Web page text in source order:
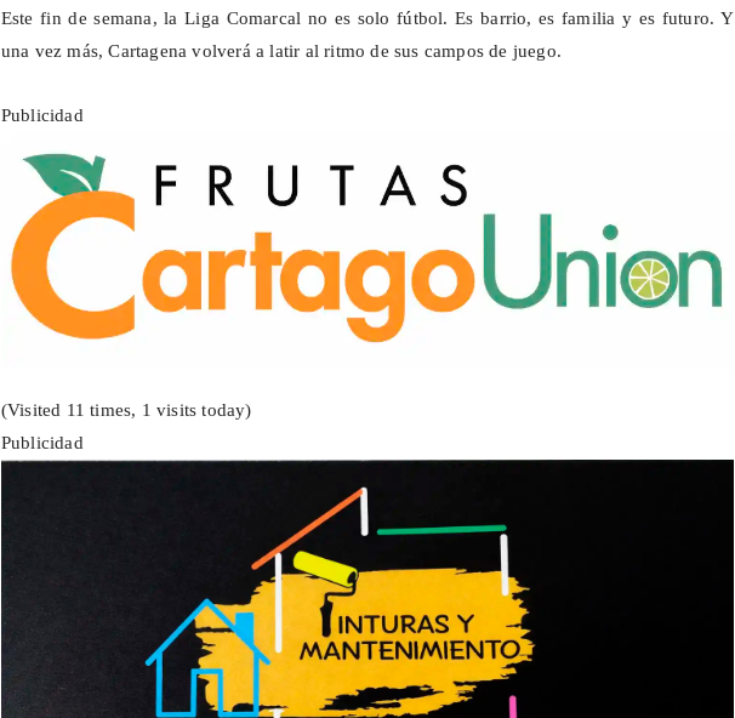
Este fin de semana, la Liga Comarcal no es solo fútbol. Es barrio, es familia y es futuro. Y
una vez más, Cartagena volverá a latir al ritmo de sus campos de juego.
Publicidad
(Visited 11 times, 1 visits today)
Publicidad